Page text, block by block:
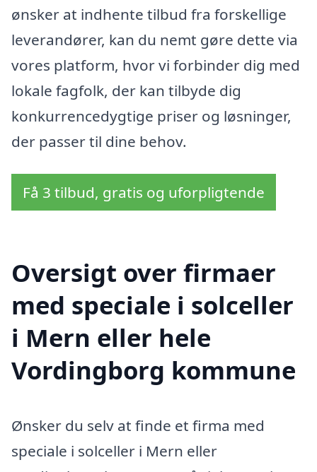
ønsker at indhente tilbud fra forskellige
leverandører, kan du nemt gøre dette via
vores platform, hvor vi forbinder dig med
lokale fagfolk, der kan tilbyde dig
konkurrencedygtige priser og løsninger,
der passer til dine behov.
Få 3 tilbud, gratis og uforpligtende
Oversigt over firmaer
med speciale i solceller
i Mern eller hele
Vordingborg kommune
Ønsker du selv at finde et firma med
speciale i solceller i Mern eller